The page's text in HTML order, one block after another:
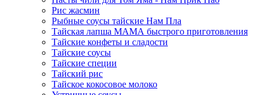
Рис жасмин
Рыбные соусы тайские Нам Пла
Тайская лапша МАМА быстрого приготовления
Тайские конфеты и сладости
Тайские соусы
Тайские специи
Тайский рис
Тайское кокосовое молоко